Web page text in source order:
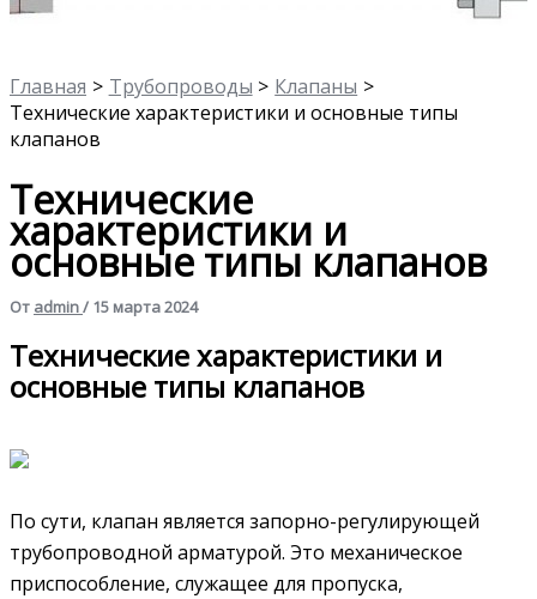
Главная Трубопроводы
Клапаны
Технические характеристики и основные типы
клапанов
Технические
характеристики и
основные типы клапанов
От admin/ 15 марта 2024
Технические характеристики и
основные типы клапанов
По сути, клапан является запорно-регулирующей
трубопроводной арматурой. Это механическое
приспособление, служащее для пропуска,